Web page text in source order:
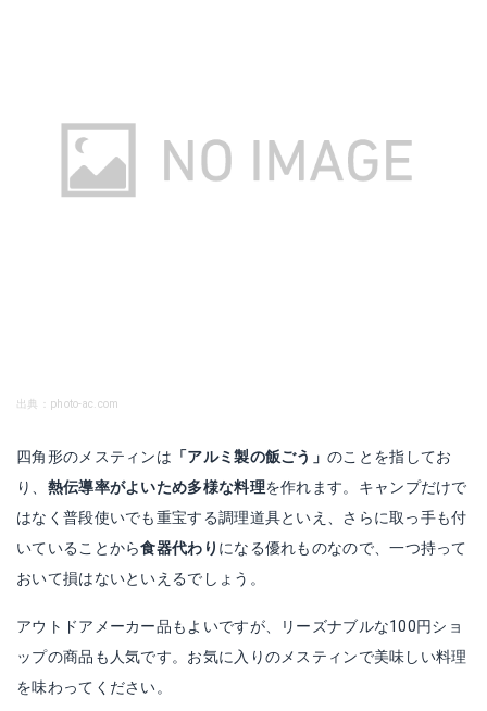
出典：photo-ac.com
四角形のメスティンは 「アルミ製の飯ごう」 のことを指してお
り、 熱伝導率がよいため多様な料理を作れます。キャンプだけで
はなく普段使いでも重宝する調理道具といえ、さらに取っ手も付
いていることから食器代わり になる優れものなので、一つ持って
おいて損はないといえるでしょう。
アウトドアメーカー品もよいですが、リーズナブルな100円ショ
ップの商品も人気です。お気に入りのメスティンで美味しい料理
を味わってください。